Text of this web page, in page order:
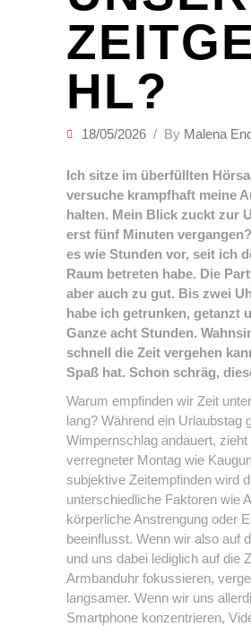
HL?
18/05/2026 By Malena
Ich sitze im überfüllten
versuche krampfhaft meine
halten. Mein Blick zuckt zur
erst fünf Minuten
es wie Stunden vor, seit ich
Raum betreten habe. Die
aber auch zu gut. Bis zwei
habe ich getrunken, getanzt
Ganze acht Stunden.
schnell die Zeit vergehen
Spaß hat. Schon schräg,
Warum empfinden wir Zeit
lang? Während ein Urlaubstag
Wimpernschlag andauert, zieht
verregneter Montag wie
subjektive Zeitempfinden wird
unterschiedliche Faktoren wie
körperliche Anstrengung oder
beeinflusst. Wenn wir also auf
und uns dabei lediglich auf die
Armbanduhr fokussieren,
langsamer. Wenn wir uns
Smartphone konzentrieren,